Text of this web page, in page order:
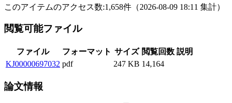
このアイテムのアクセス数:1,658件 （2026-08-09 18:11 集計）
閲覧可能ファイル
ファイル フォーマット サイズ 閲覧回数 説明
KJ00000697032 pdf 247 KB 14,164
論文情報